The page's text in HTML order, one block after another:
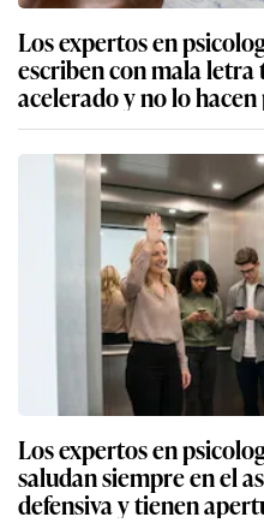
Los expertos en
escriben con mala
acelerado y no lo
Los expertos en
saludan siempre en el
defensiva y tienen